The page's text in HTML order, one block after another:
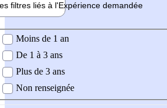
filtres liés à l'Expérience demandée
demandée
Moins de 1 an
De 1 à 3 ans
Plus de 3 ans
Non renseignée